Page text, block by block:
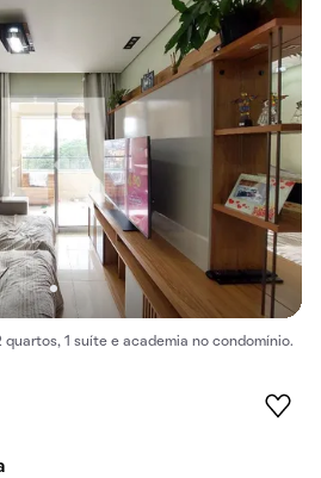
1 suíte e academia no condomínio.